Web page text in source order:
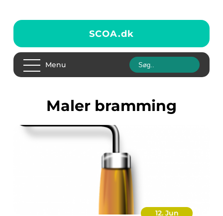
SCOA.dk
Menu
maler bramming
12. Jun